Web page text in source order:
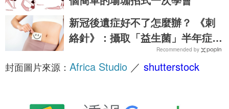
新冠後遺症好不了怎麼辦？ 《刺
絡針》：攝取「益生菌」半年症狀
Recommended by
封面圖片來源： Africa Studio ／ shutterstock